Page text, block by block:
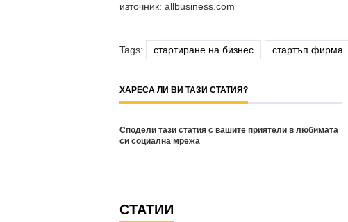
източник: allbusiness.com
Tags: стартиране на бизнес стартъп фирма
ХАРЕСА ЛИ ВИ ТАЗИ СТАТИЯ?
Сподели тази статия с вашите приятели в любимата
си социална мрежа
СТАТИИ